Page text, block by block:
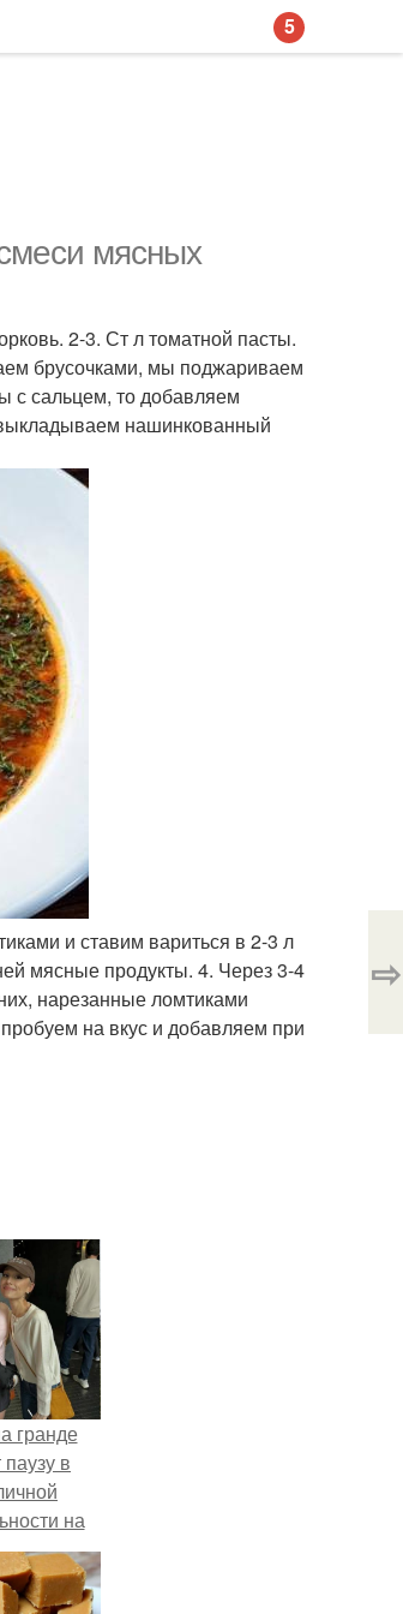
мясных
2-3. Ст л томатной пасты.
брусочками, мы поджариваем
с сальцем, то добавляем
нашинкованный
и ставим вариться в 2-3 л
мясные продукты. 4. Через 3-4
нарезанные ломтиками
на вкус и добавляем при
⇨
гранде
паузу в
на
о
5